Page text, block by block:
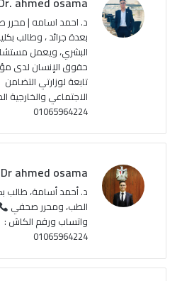
د. احمد اسامه |
بعدة جرائد ، وطالب
البشري، ويعمل
حقوق الإنسان لدى
تابعة لوزارتي التضامن
الاجتماعي والخارجية
01065964224
Dr ahmed osama
د. أحمد أسامة، طالب
الطب، ومحرر صحفي
واتساب ورقم الكاش :
01065964224